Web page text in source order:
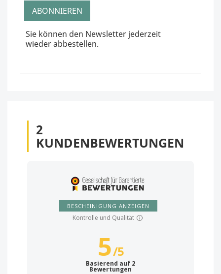
Sie können den Newsletter jederzeit
wieder abbestellen.
2
KUNDENBEWERTUNGEN
BESCHEINIGUNG ANZEIGEN
Kontrolle und Qualität
5/5
Basierend auf 2
Bewertungen